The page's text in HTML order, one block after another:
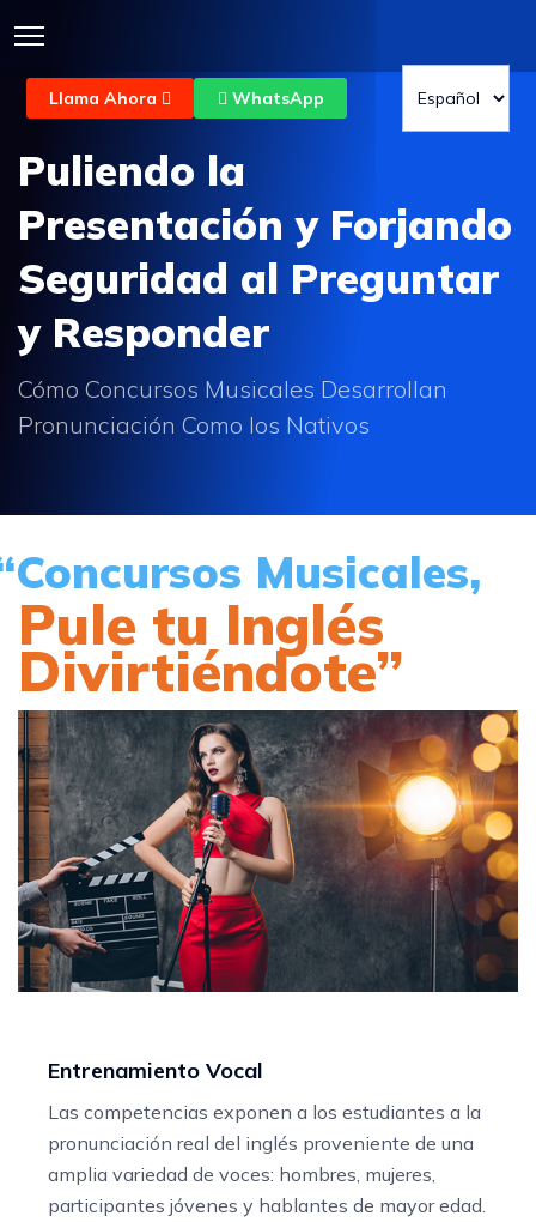
Llama Ahora WhatsApp
Puliendo la
Presentación y Forjando
Seguridad al Preguntar
y Responder
Cómo Concursos Musicales Desarrollan
Pronunciación Como los Nativos
Musicales,
Pule tu Inglés
Divirtiéndote”
Entrenamiento Vocal
Las competencias exponen a los estudiantes a la
pronunciación real del inglés proveniente de una
amplia variedad de voces: hombres, mujeres,
participantes jóvenes y hablantes de mayor edad.